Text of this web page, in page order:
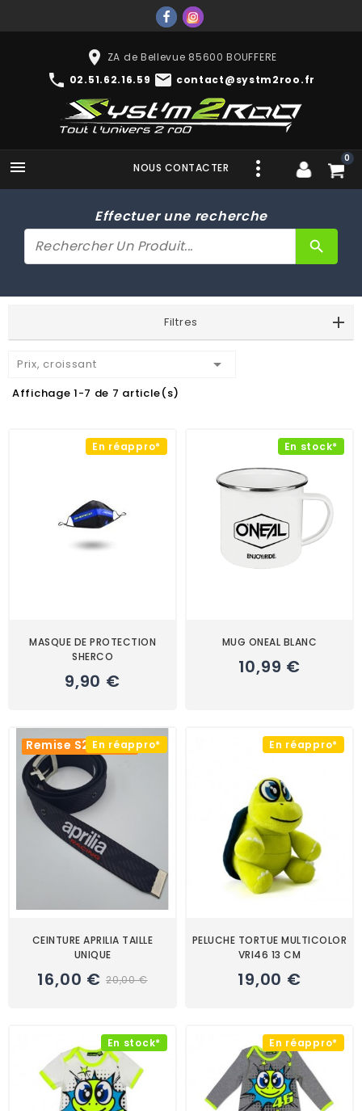
place ZA de Bellevue 85600 BOUFFERE
phone 02.51.62.16.59 mail contact@systm2roo.fr
 0
NOUS CONTACTER
Effectuer une recherche
search
Filtres
Prix, croissant 
Affichage 1-7 de 7 article(s)
En réappro*
MASQUE DE PROTECTION
SHERCO
9,90 €
En stock*
MUG ONEAL BLANC
10,99 €
En réappro*
Remise S2R -20%
CEINTURE APRILIA TAILLE
UNIQUE
16,00 € 20,00 €
En réappro*
PELUCHE TORTUE MULTICOLOR
VRI46 13 CM
19,00 €
En stock* En réappro*